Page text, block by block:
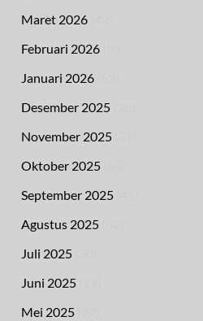
Maret 2026
Februari 2026
Januari 2026
Desember 2025
November 2025
Oktober 2025
September 2025
Agustus 2025
Juli 2025
Juni 2025
Mei 2025